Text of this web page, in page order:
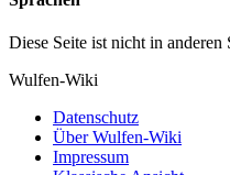
Diese Seite ist nicht in anderen
Wulfen-Wiki
Datenschutz
Über Wulfen-Wiki
Impressum